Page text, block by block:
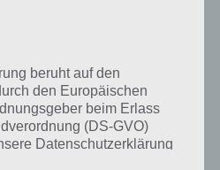
auf Touchportal
beruht auf den
den Europäischen
beim Erlass
(DS-GVO)
Datenschutzerklärung